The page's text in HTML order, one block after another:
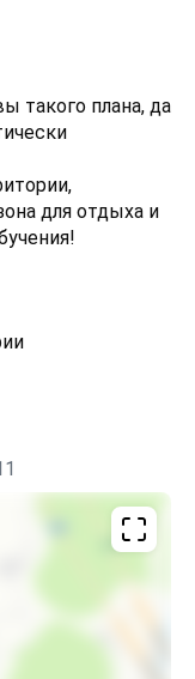
такого плана, да
для отдыха и